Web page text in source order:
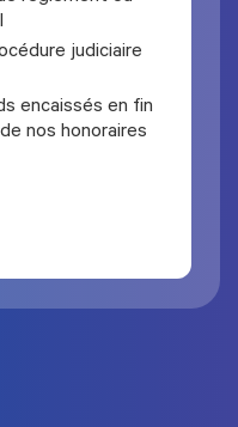
judiciaire
encaissés en fin
nos honoraires